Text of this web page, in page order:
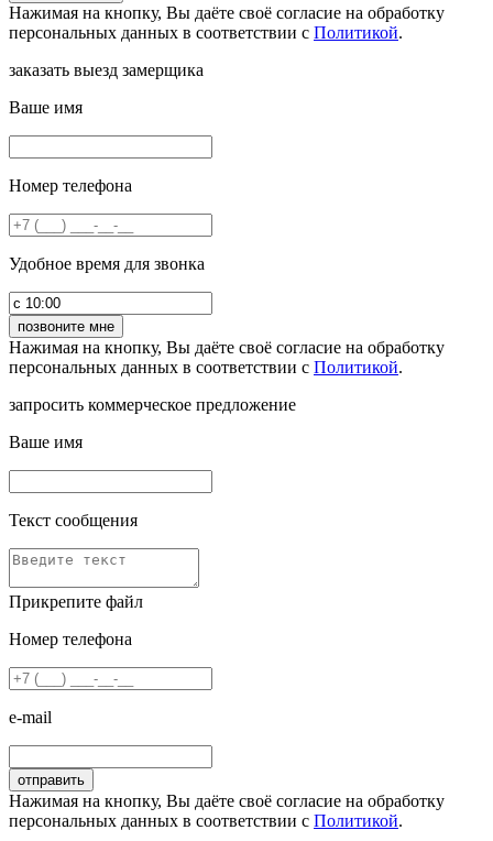
Нажимая на кнопку, Вы даёте своё согласие на обработку
персональных данных в соответствии с Политикой.
заказать выезд замерщика
Ваше имя
Номер телефона
Удобное время для звонка
Нажимая на кнопку, Вы даёте своё согласие на обработку
персональных данных в соответствии с Политикой.
запросить коммерческое предложение
Ваше имя
Текст сообщения
Прикрепите файл
Номер телефона
e-mail
Нажимая на кнопку, Вы даёте своё согласие на обработку
персональных данных в соответствии с Политикой.